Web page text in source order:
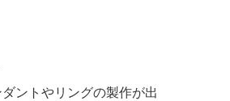
ントやリングの製作が出